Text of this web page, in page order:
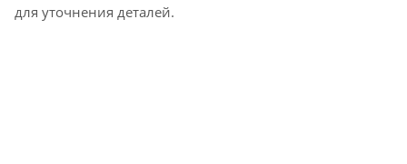
для уточнения деталей.